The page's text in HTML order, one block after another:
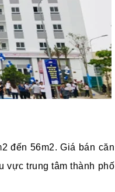
đến 56m2. Giá bán căn
vực trung tâm thành phố